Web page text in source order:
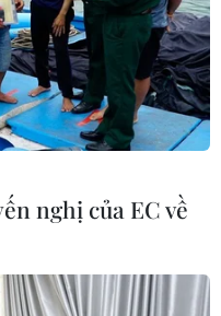
nghị của EC về